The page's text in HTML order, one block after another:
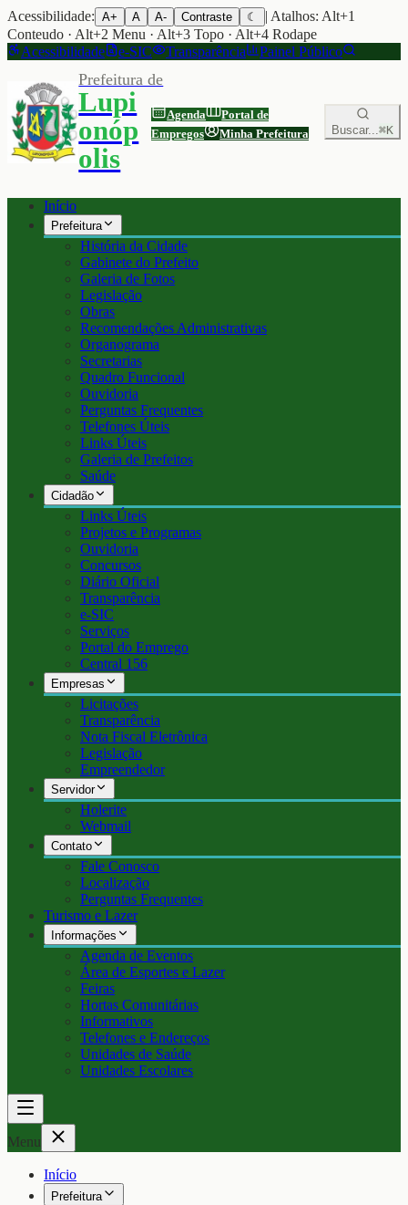
Acessibilidade: A+ A A- Contraste ☾
| Atalhos: Alt+1
Conteudo · Alt+2 Menu · Alt+3 Topo · Alt+4 Rodape
Acessibilidade
e-SIC Transparência Painel Público
Prefeitura de
Lupi
onóp
olis
Agenda
Portal de
Empregos
Minha Prefeitura Buscar...⌘K
Início
Prefeitura
História da Cidade
Gabinete do Prefeito
Galeria de Fotos
Legislação
Obras
Recomendações Administrativas
Organograma
Secretarias
Quadro Funcional
Ouvidoria
Perguntas Frequentes
Telefones Úteis
Links Úteis
Galeria de Prefeitos
Saúde
Cidadão
Links Úteis
Projetos e Programas
Ouvidoria
Concursos
Diário Oficial
Transparência
e-SIC
Serviços
Portal do Emprego
Central 156
Empresas
Licitações
Transparência
Nota Fiscal Eletrônica
Legislação
Empreendedor
Servidor
Holerite
Webmail
Contato
Fale Conosco
Localização
Perguntas Frequentes
Turismo e Lazer
Informações
Agenda de Eventos
Área de Esportes e Lazer
Feiras
Hortas Comunitárias
Informativos
Telefones e Endereços
Unidades de Saúde
Unidades Escolares
Menu
Início
Prefeitura